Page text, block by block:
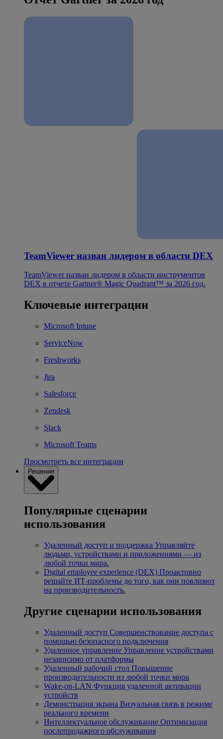
TeamViewer назван лидером в области DEX
TeamViewer назван лидером в области инструментов
DEX в отчете Gartner® Magic Quadrant™ за 2026 год.
Ключевые интеграции
Microsoft Intune
ServiceNow
Freshworks
Jira
Salesforce
Zendesk
Slack
Microsoft Teams
Просмотреть все интеграции
Решения
Популярные сценарии
использования
Удаленный доступ и поддержка Управляйте
людьми, устройствами и приложениями — из
любой точки мира.
Digital employee experience (DEX) Проактивно
решайте ИТ-проблемы до того, как они повлияют
на производительность.
Другие сценарии использования
Удаленный доступ Совершенствование доступа с
помощью безопасного подключения
Удаленное управление Управление устройствами
независимо от платформы
Удаленный рабочий стол Повышение
производительности из любой точки мира
Wake-on-LAN Функция удаленной активации
устройств
Демонстрация экрана Визуальная связь в режиме
реального времени
Интеллектуальное обслуживание Оптимизация
послепродажного обслуживания